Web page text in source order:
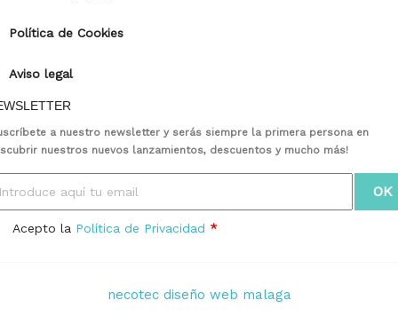
Política de Cookies
Aviso legal
a nuestro newsletter y serás siempre la primera persona en
nuestros nuevos lanzamientos, descuentos y mucho más!
Acepto la Política de Privacidad *
necotec diseño web malaga